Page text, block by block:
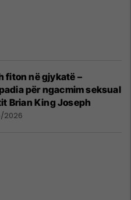
fiton në gjykatë –
për ngacmim seksual
Brian King Joseph
2026